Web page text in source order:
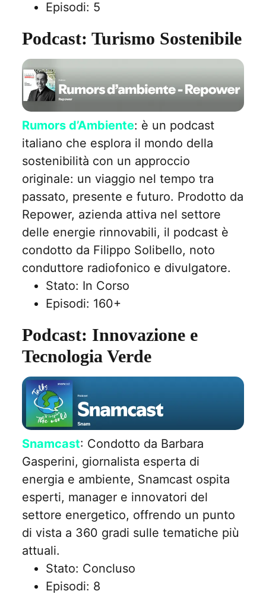
Episodi: 5
Podcast: Turismo Sostenibile
Rumors d’Ambiente: è un podcast
italiano che esplora il mondo della
sostenibilità con un approccio
originale: un viaggio nel tempo tra
passato, presente e futuro. Prodotto da
Repower, azienda attiva nel settore
delle energie rinnovabili, il podcast è
condotto da Filippo Solibello, noto
conduttore radiofonico e divulgatore.
Stato: In Corso
Episodi: 160+
Podcast: Innovazione e
Tecnologia Verde
Snamcast: Condotto da Barbara
Gasperini, giornalista esperta di
energia e ambiente, Snamcast ospita
esperti, manager e innovatori del
settore energetico, offrendo un punto
di vista a 360 gradi sulle tematiche più
attuali.
Stato: Concluso
Episodi: 8